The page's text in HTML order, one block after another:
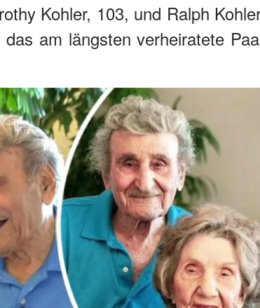
Kohler, 103, und Ralph
am längsten verheiratete